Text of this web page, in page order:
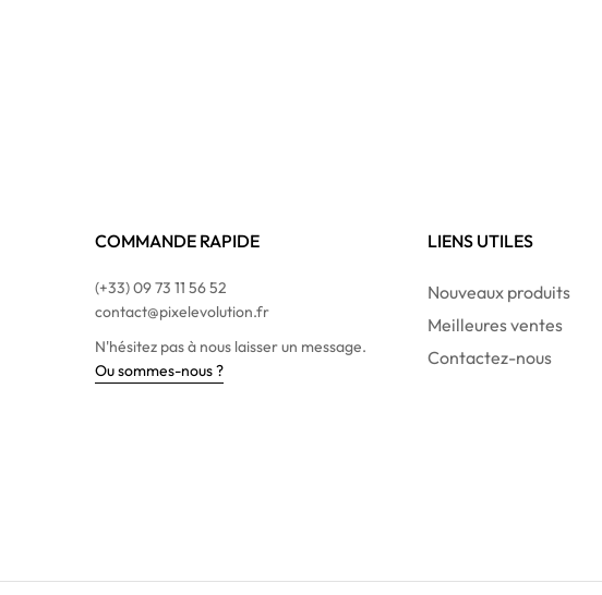
COMMANDE RAPIDE
(+33) 09 73 11 56 52
contact@pixelevolution.fr
N'hésitez pas à nous laisser un message.
Ou sommes-nous ?
LIENS UTILES
Nouveaux produits
Meilleures ventes
Contactez-nous